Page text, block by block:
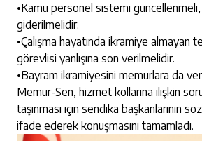
•​Kamu personel sistemi
giderilmelidir.
•​Çalışma hayatında ikramiye almayan
görevlisi yanlışına son verilmelidir.
•​Bayram ikramiyesini memurlara da
Memur-Sen, hizmet kollarına ilişkin
taşınması için sendika başkanlarının
ifade ederek konuşmasını tamamladı.